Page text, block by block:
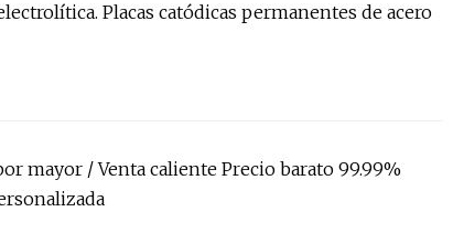
Placas catódicas permanentes de acero
mayor / Venta caliente Precio barato 99.99%